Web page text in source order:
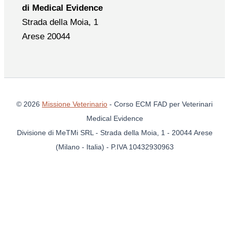
di Medical Evidence
Strada della Moia, 1
Arese 20044
© 2026 Missione Veterinario - Corso ECM FAD per Veterinari
Medical Evidence
Divisione di MeTMi SRL - Strada della Moia, 1 - 20044 Arese
(Milano - Italia) - P.IVA 10432930963